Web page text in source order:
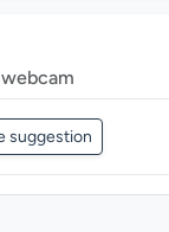
suggestion